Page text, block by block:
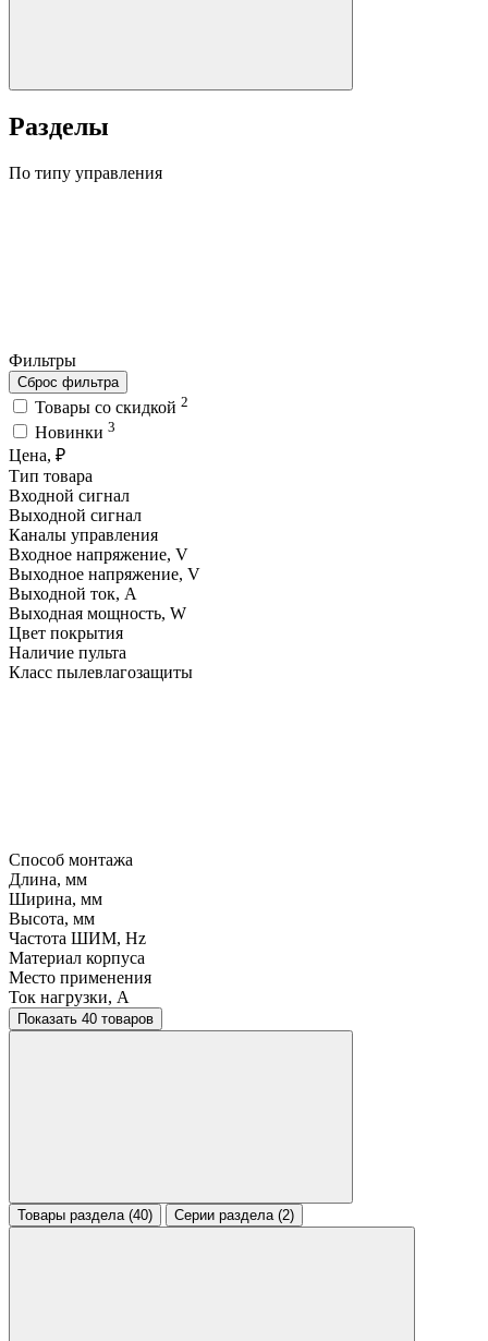
Разделы
По типу управления
Фильтры
Сброс фильтра
Товары со скидкой 2
Новинки 3
Цена, ₽
Тип товара
Входной сигнал
Выходной сигнал
Каналы управления
Входное напряжение, V
Выходное напряжение, V
Выходной ток, A
Выходная мощность, W
Цвет покрытия
Наличие пульта
Класс пылевлагозащиты
Способ монтажа
Длина, мм
Ширина, мм
Высота, мм
Частота ШИМ, Hz
Материал корпуса
Место применения
Ток нагрузки, A
Показать 40 товаров
Товары раздела (40) Серии раздела (2)